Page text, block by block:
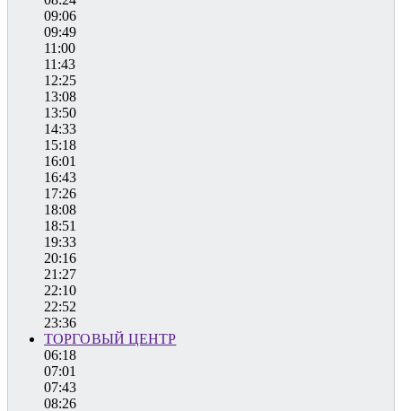
09:06
09:49
11:00
11:43
12:25
13:08
13:50
14:33
15:18
16:01
16:43
17:26
18:08
18:51
19:33
20:16
21:27
22:10
22:52
23:36
ТОРГОВЫЙ ЦЕНТР
06:18
07:01
07:43
08:26